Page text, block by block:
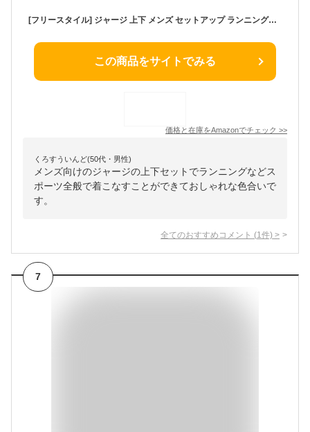
[フリースタイル] ジャージ 上下 メンズ セットアップ ランニングウェア パーカー 2717 ライム×ブラック LL
この商品をサイトでみる
価格と在庫をAmazonでチェック >>
くろすういんど(50代・男性)
メンズ向けのジャージの上下セットでランニングなどス
ポーツ全般で着こなすことができておしゃれな色合いで
す。
全てのおすすめコメント (1 件) >
7